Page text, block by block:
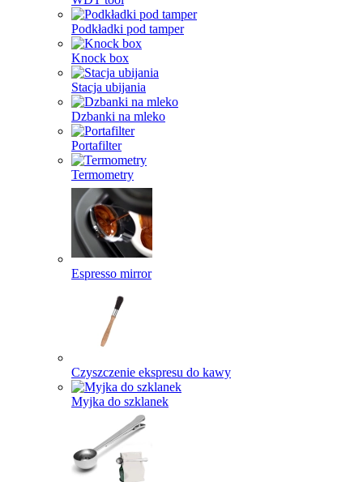
Podkładki pod tamper
Knock box
Stacja ubijania
Dzbanki na mleko
Portafilter
Termometry
Espresso mirror
Czyszczenie ekspresu do kawy
Myjka do szklanek